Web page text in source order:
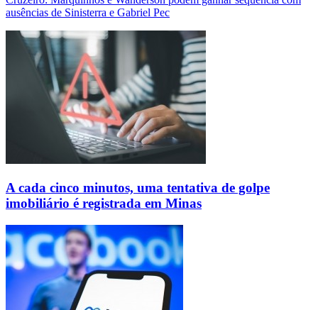
ausências de Sinisterra e Gabriel Pec
A cada cinco minutos, uma tentativa de golpe
imobiliário é registrada em Minas